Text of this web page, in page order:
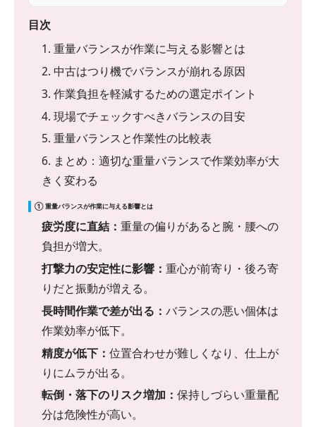
目次
1. 重量バランスが作業に与える影響とは
2. 中古はつり機でバランスが崩れる原因
3. 作業負担を軽減するための選定ポイント
4. 現場でチェックすべきバランスの目安
5. 重量バランスと作業性の比較表
6. まとめ：適切な重量バランスで作業効率が大
きく変わる
① 重量バランスが作業に与える影響とは
疲労度に直結： 重量の偏りがあると腕・腰への
負担が増大。
打撃力の安定性に影響： 重心が前寄り・後ろ寄
りだと振動が増える。
長時間作業で差が出る： バランスの悪い個体は
作業効率が低下。
精度が低下： 位置合わせが難しくなり、仕上が
りにムラが出る。
転倒・落下のリスク増加： 保持しづらい重量配
分は危険性が高い。